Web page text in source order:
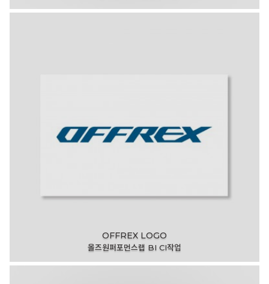
OFFREX LOGO
올즈원퍼포먼스랩 BI CI작업